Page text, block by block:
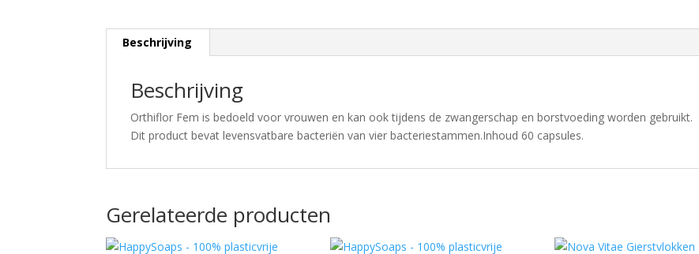
Beschrijving
Beschrijving
Orthiflor Fem is bedoeld voor vrouwen en kan ook tijdens de zwangerschap en borstvoeding worden gebruikt.
Dit product bevat levensvatbare bacteriën van vier bacteriestammen.Inhoud 60 capsules.
Gerelateerde producten